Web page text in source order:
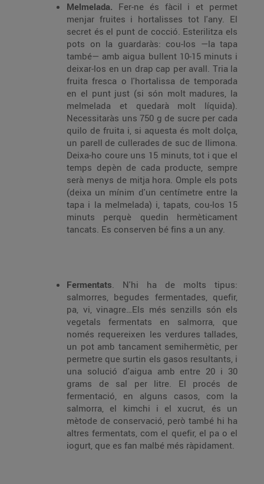
Melmelada. Fer-ne és fàcil i et permet
menjar fruites i hortalisses tot l'any. El
secret és el punt de cocció. Esterilitza els
pots on la guardaràs: cou-los —la tapa
també— amb aigua bullent 10-15 minuts i
deixar-los en un drap cap per avall. Tria la
fruita fresca o l'hortalissa de temporada
en el punt just (si són molt madures, la
melmelada et quedarà molt líquida).
Necessitaràs uns 750 g de sucre per cada
quilo de fruita i, si aquesta és molt dolça,
un parell de cullerades de suc de llimona.
Deixa-ho coure uns 15 minuts, tot i que el
temps depèn de cada producte, sempre
serà menys de mitja hora. Omple els pots
(deixa un mínim d'un centímetre entre la
tapa i la melmelada) i, tapats, cou-los 15
minuts perquè quedin hermèticament
tancats. Es conserven bé fins a un any.
Fermentats. N'hi ha de molts tipus:
salmorres, begudes fermentades, quefir,
pa, vi, vinagre…Els més senzills són els
vegetals fermentats en salmorra, que
només requereixen les verdures tallades,
un pot amb tancament semihermètic, per
permetre que surtin els gasos resultants, i
una solució d'aigua amb entre 20 i 30
grams de sal per litre. El procés de
fermentació, en alguns casos, com la
salmorra, el kimchi i el xucrut, és un
mètode de conservació, però també hi ha
altres fermentats, com el quefir, el pa o el
iogurt, que es fan malbé més ràpidament.